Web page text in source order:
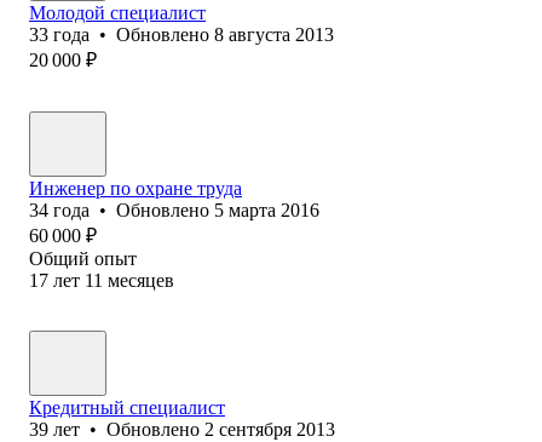
Молодой специалист
33 года • Обновлено 8 августа 2013
20 000 ₽
Инженер по охране труда
34 года • Обновлено 5 марта 2016
60 000 ₽
Общий опыт
17 лет 11 месяцев
Кредитный специалист
39 лет • Обновлено 2 сентября 2013